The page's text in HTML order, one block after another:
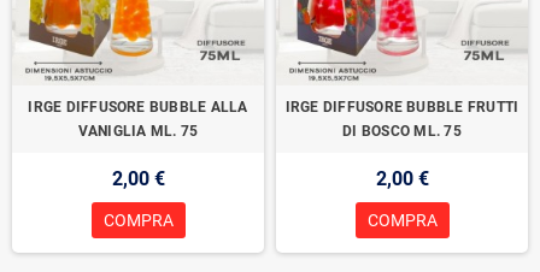
IRGE DIFFUSORE BUBBLE ALLA
VANIGLIA ML. 75
2,00 €
COMPRA
IRGE DIFFUSORE BUBBLE FRUTTI
DI BOSCO ML. 75
2,00 €
COMPRA